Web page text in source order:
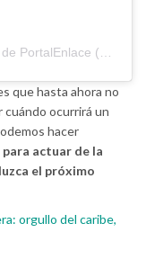
que hasta ahora no
cuándo ocurrirá un
hacer
actuar de la
el próximo
orgullo del caribe,